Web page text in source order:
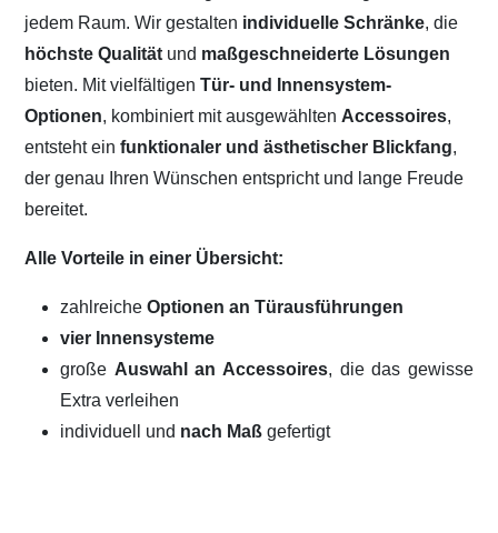
jedem Raum. Wir gestalten individuelle Schränke, die
höchste Qualität und maßgeschneiderte Lösungen
bieten. Mit vielfältigenTür- und Innensystem-
Optionen, kombiniert mit ausgewählten Accessoires,
entsteht einfunktionaler und ästhetischer Blickfang,
der genau Ihren Wünschen entspricht und lange Freude
bereitet.
Alle Vorteile in einer Übersicht:
zahlreicheOptionen an Türausführungen
vier Innensysteme
große Auswahl an Accessoires, die das gewisse
Extra verleihen
individuell und nach Maßgefertigt